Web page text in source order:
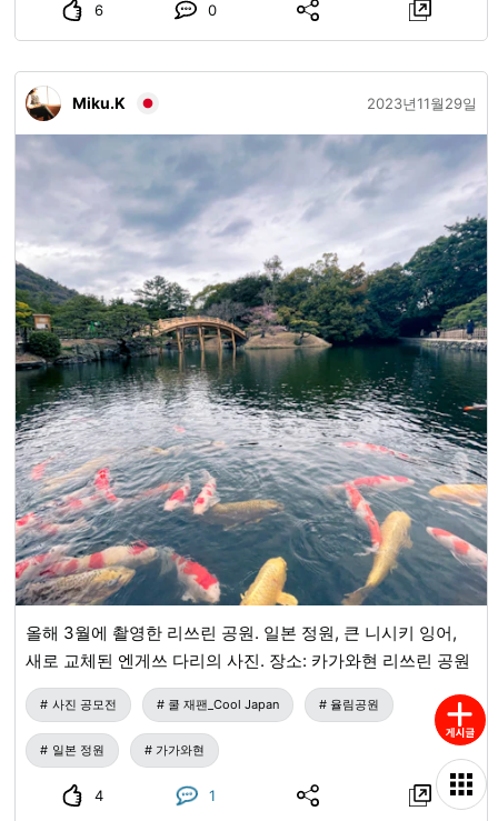
6 0
Miku.K 2023년11월29일
올해 3월에 촬영한 리쓰린 공원. 일본 정원, 큰 니시키 잉어,
새로 교체된 엔게쓰 다리의 사진. 장소: 카가와현 리쓰린 공원
사진 공모전 쿨 재팬_Cool Japan 율림공원
일본 정원 가가와현
4 1